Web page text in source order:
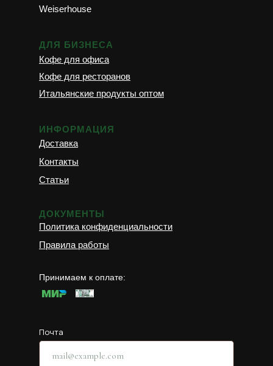
Weiserhouse
ДЛЯ БИЗНЕСА
Кофе для офиса
Кофе для ресторанов
Итальянские продукты оптом
ИНФОРМАЦИЯ
Доставка
Контакты
Статьи
ДОКУМЕНТЫ
Политика конфиденциальности
Правила работы
Принимаем к оплате:
Почта